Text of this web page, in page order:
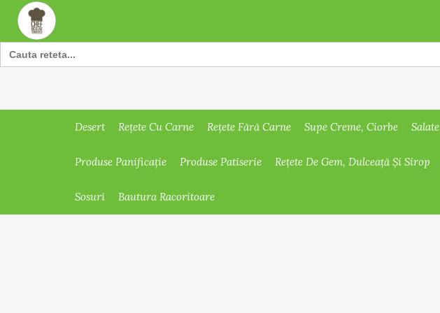
Search
for:
Desert Rețete Cu Carne Rețete Fără Carne Supe Creme, Ciorbe Salate
Produse Panificație Produse Patiserie Rețete De Gem, Dulceață Și Sirop
Sosuri Bautura Racoritoare